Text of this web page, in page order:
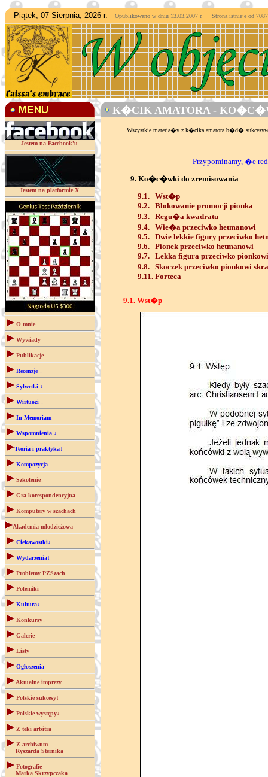
Piątek, 07 Sierpnia, 2026 r. Opublikowano w dniu 13.03.2007 r. Strona istnieje od
Jestem na Facebook'u
Jestem na platformie X
O mnie
Wywiady
Publikacje
Recenzje ↓
Sylwetki ↓
Wirtuozi ↓
In Memoriam
Wspomnienia ↓
Teoria i praktyka↓
Kompozycja
Szkolenie↓
Gra korespondencyjna
Komputery w szachach
Akademia młodzieżowa
Ciekawostki↓
Wydarzenia↓
Problemy PZSzach
Polemiki
Kultura↓
Konkursy↓
Galerie
Listy
Ogłoszenia
Aktualne imprezy
Polskie sukcesy↓
Polskie występy↓
Z teki arbitra
Z archiwum
Ryszarda Sternika
Fotografie
Marka Skrzypczaka
K�CIK AMATORA -
Wszystkie materia�y z k�cika amatora b�d�
Przypominamy, �e
9. Ko�c�wki do zremisowania
9.1. Wst�p
9.2. Blokowanie promocji pionka
9.3. Regu�a kwadratu
9.4. Wie�a przeciwko hetmanowi
9.5. Dwie lekkie figury przeciwko
9.6. Pionek przeciwko hetmanowi
9.7. Lekka figura przeciwko pionkowi
9.8. Skoczek przeciwko pionkowi
9.11. Forteca
9.1. Wst�p